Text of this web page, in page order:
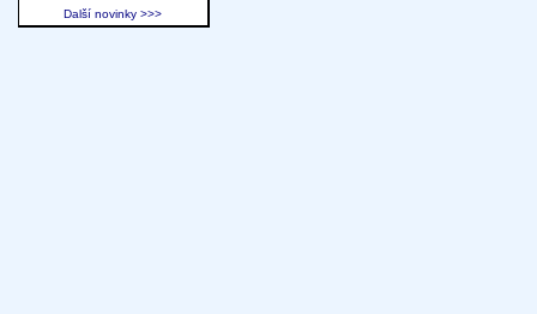
Další novinky >>>